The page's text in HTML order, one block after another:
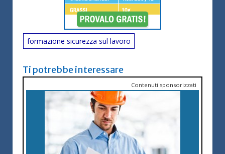
formazione sicurezza sul lavoro
Ti potrebbe interessare
Contenuti sponsorizzati